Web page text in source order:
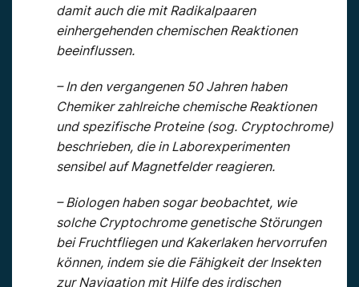
damit auch die mit Radikalpaaren
einhergehenden chemischen Reaktionen
beeinflussen.
– In den vergangenen 50 Jahren haben
Chemiker zahlreiche chemische Reaktionen
und spezifische Proteine (sog. Cryptochrome)
beschrieben, die in Laborexperimenten
sensibel auf Magnetfelder reagieren.
– Biologen haben sogar beobachtet, wie
solche Cryptochrome genetische Störungen
bei Fruchtfliegen und Kakerlaken hervorrufen
können, indem sie die Fähigkeit der Insekten
zur Navigation mit Hilfe des irdischen